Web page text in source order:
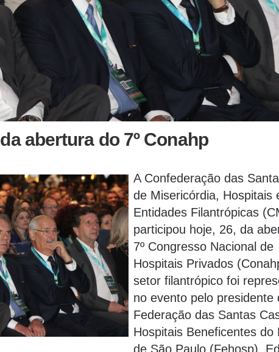
abertura do 7º Conahp
A Confederação das
de Misericórdia, Hospitais
Entidades Filantrópicas
participou hoje, 26, da
7º Congresso Nacional de
Hospitais Privados
setor filantrópico foi
no evento pelo presidente
Federação das Santas
Hospitais Beneficentes do
de São Paulo (Fehosp),